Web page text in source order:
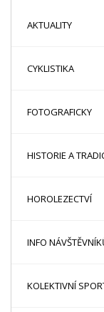
AKTUALITY
CYKLISTIKA
FOTOGRAFICKY
HISTORIE A
HOROLEZECTVÍ
INFO
KOLEKTIVNÍ